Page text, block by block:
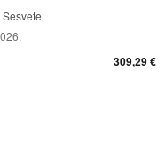
309,29 €